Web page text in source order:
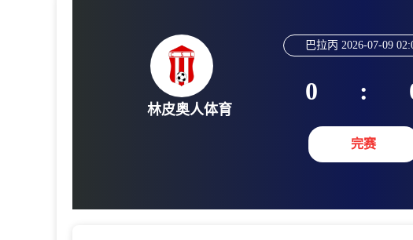
林皮奥人体育
巴拉丙 2026-07-09
0 :
完赛